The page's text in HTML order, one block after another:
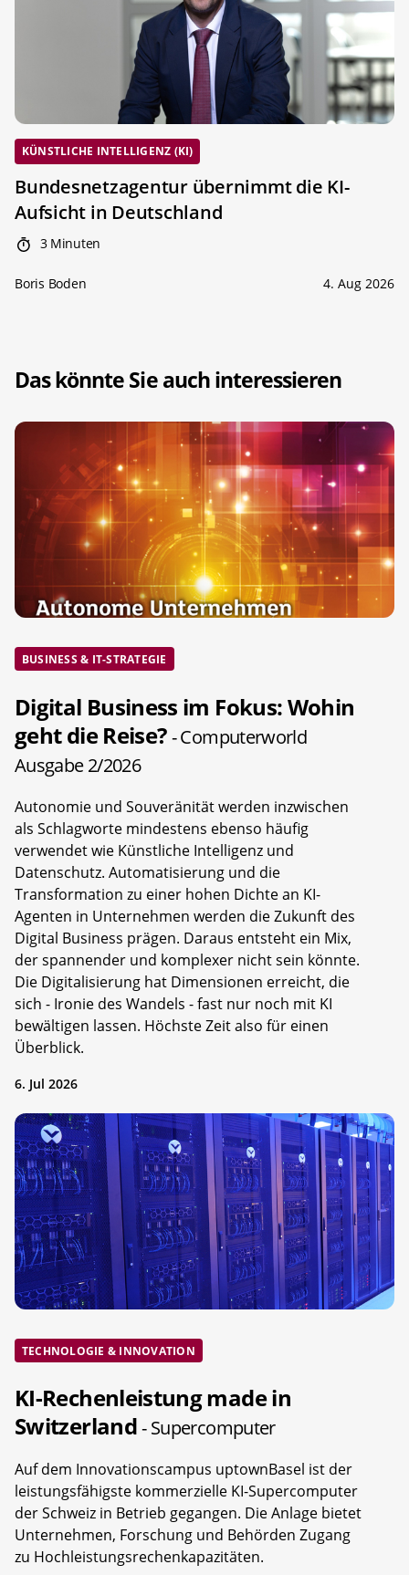
KÜNSTLICHE INTELLIGENZ (KI)
Bundesnetzagentur übernimmt die KI-
Aufsicht in Deutschland
3 Minuten
Boris Boden 4. Aug 2026
Das könnte Sie auch interessieren
BUSINESS & IT-STRATEGIE
Digital Business im Fokus: Wohin
geht die Reise?- Computerworld
Ausgabe 2/2026
Autonomie und Souveränität werden inzwischen
als Schlagworte mindestens ebenso häufig
verwendet wie Künstliche Intelligenz und
Datenschutz. Automatisierung und die
Transformation zu einer hohen Dichte an KI-
Agenten in Unternehmen werden die Zukunft des
Digital Business prägen. Daraus entsteht ein Mix,
der spannender und komplexer nicht sein könnte.
Die Digitalisierung hat Dimensionen erreicht, die
sich - Ironie des Wandels - fast nur noch mit KI
bewältigen lassen. Höchste Zeit also für einen
Überblick.
6. Jul 2026
TECHNOLOGIE & INNOVATION
KI-Rechenleistung made in
Switzerland- Supercomputer
Auf dem Innovationscampus uptownBasel ist der
leistungsfähigste kommerzielle KI-Supercomputer
der Schweiz in Betrieb gegangen. Die Anlage bietet
Unternehmen, Forschung und Behörden Zugang
zu Hochleistungsrechenkapazitäten.